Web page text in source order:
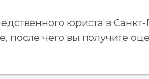
юриста в
после чего вы получите